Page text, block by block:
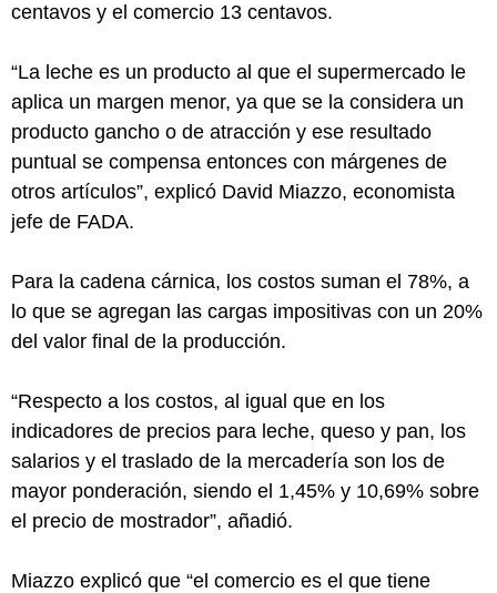
centavos y el comercio 13 centavos.
“La leche es un producto al que el supermercado le
aplica un margen menor, ya que se la considera un
producto gancho o de atracción y ese resultado
puntual se compensa entonces con márgenes de
otros artículos”, explicó David Miazzo, economista
jefe de FADA.
Para la cadena cárnica, los costos suman el 78%, a
lo que se agregan las cargas impositivas con un 20%
del valor final de la producción.
“Respecto a los costos, al igual que en los
indicadores de precios para leche, queso y pan, los
salarios y el traslado de la mercadería son los de
mayor ponderación, siendo el 1,45% y 10,69% sobre
el precio de mostrador”, añadió.
Miazzo explicó que “el comercio es el que tiene